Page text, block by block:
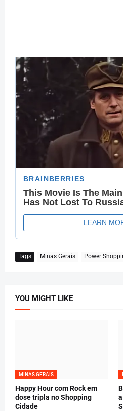
Tags Minas Gerais Power
YOU MIGHT LIKE
MINAS GERAIS
Happy Hour com Rock em
dose tripla no Shopping
Cidade